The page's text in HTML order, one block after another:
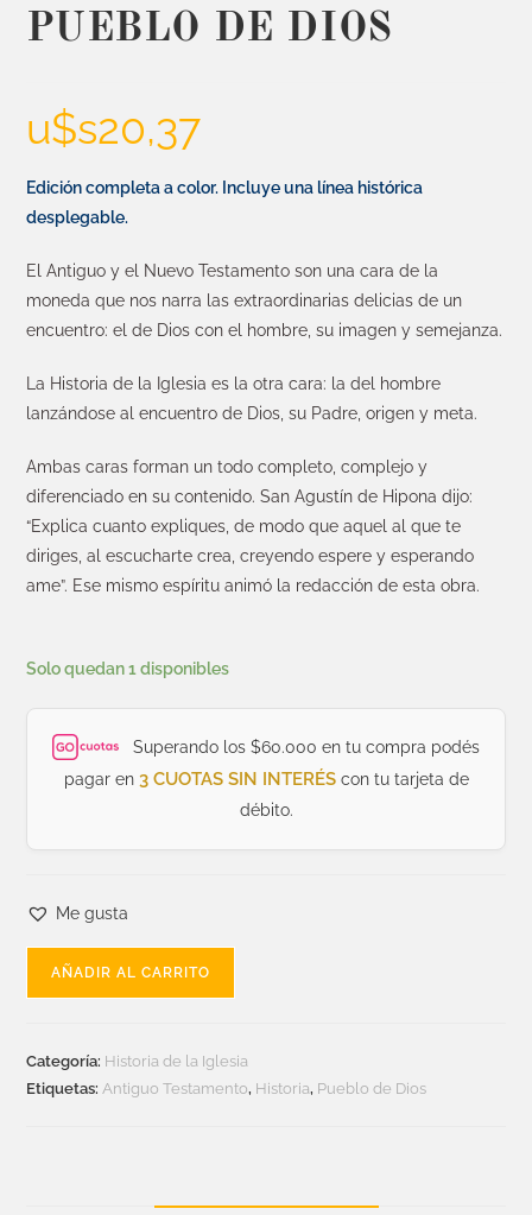
PUEBLO DE DIOS
u$s20,37
Edición completa a color. Incluye una línea histórica
desplegable.
El Antiguo y el Nuevo Testamento son una cara de la
moneda que nos narra las extraordinarias delicias de un
encuentro: el de Dios con el hombre, su imagen y semejanza.
La Historia de la Iglesia es la otra cara: la del hombre
lanzándose al encuentro de Dios, su Padre, origen y meta.
Ambas caras forman un todo completo, complejo y
diferenciado en su contenido. San Agustín de Hipona dijo:
“Explica cuanto expliques, de modo que aquel al que te
diriges, al escucharte crea, creyendo espere y esperando
ame”. Ese mismo espíritu animó la redacción de esta obra.
Solo quedan 1 disponibles
Superando los $60.000 en tu compra podés
pagar en 3 CUOTAS SIN INTERÉScon tu tarjeta de
débito.
Me gusta
AÑADIR AL CARRITO
Categoría: Historia de la Iglesia
Etiquetas:Antiguo Testamento, Historia, Pueblo de Dios